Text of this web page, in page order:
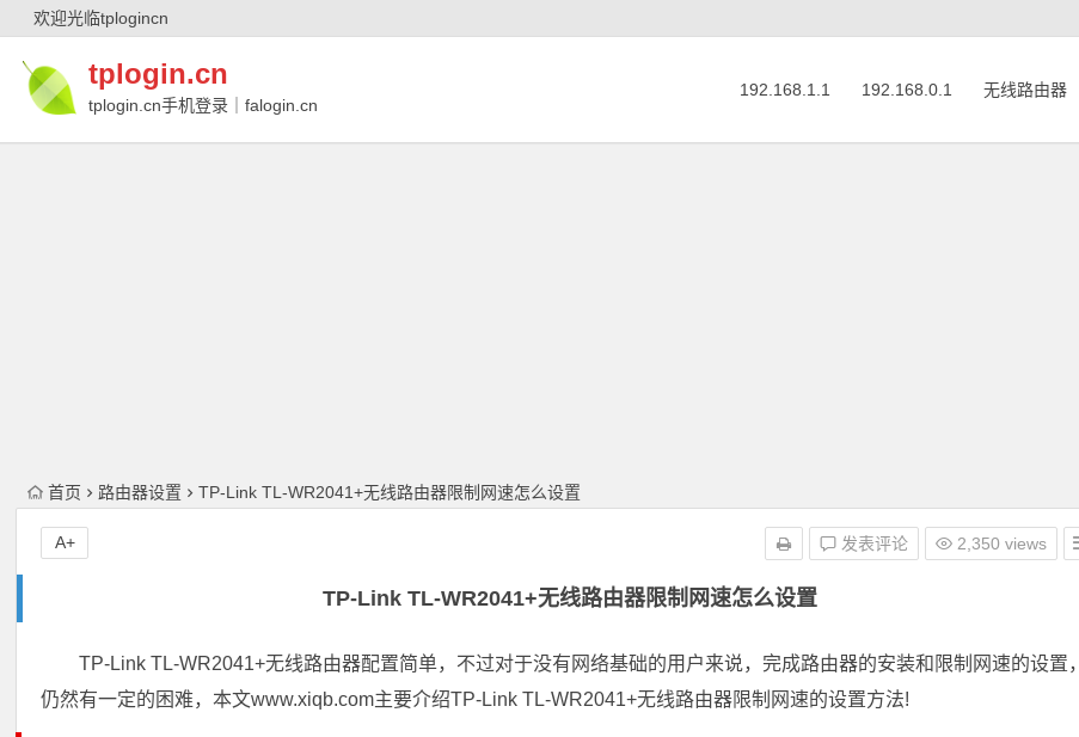
欢迎光临tplogincn
tplogin.cn
tplogin.cn手机登录｜falogin.cn
192.168.1.1 192.168.0.1 无线路由器
首页 路由器设置 TP-Link TL-WR2041+无线路由器限制网速怎么设置
TP-Link TL-WR2041+无线路由器限制网速怎么设置
发表评论 2,350 views
A+
TP-Link TL-WR2041+无线路由器配置简单，不过对于没有网络基础的用户来说，完成路由器的安装和限制网速的设置，
仍然有一定的困难，本文www.xiqb.com主要介绍TP-Link TL-WR2041+无线路由器限制网速的设置方法!